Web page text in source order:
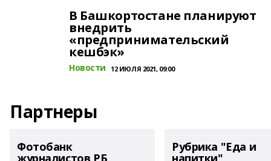
В Башкортостане планируют
внедрить
«предпринимательский
кешбэк»
Новости 12 ИЮЛЯ 2021, 09:00
Партнеры
Фотобанк
журналистов РБ
Рубрика "Еда и
напитки"